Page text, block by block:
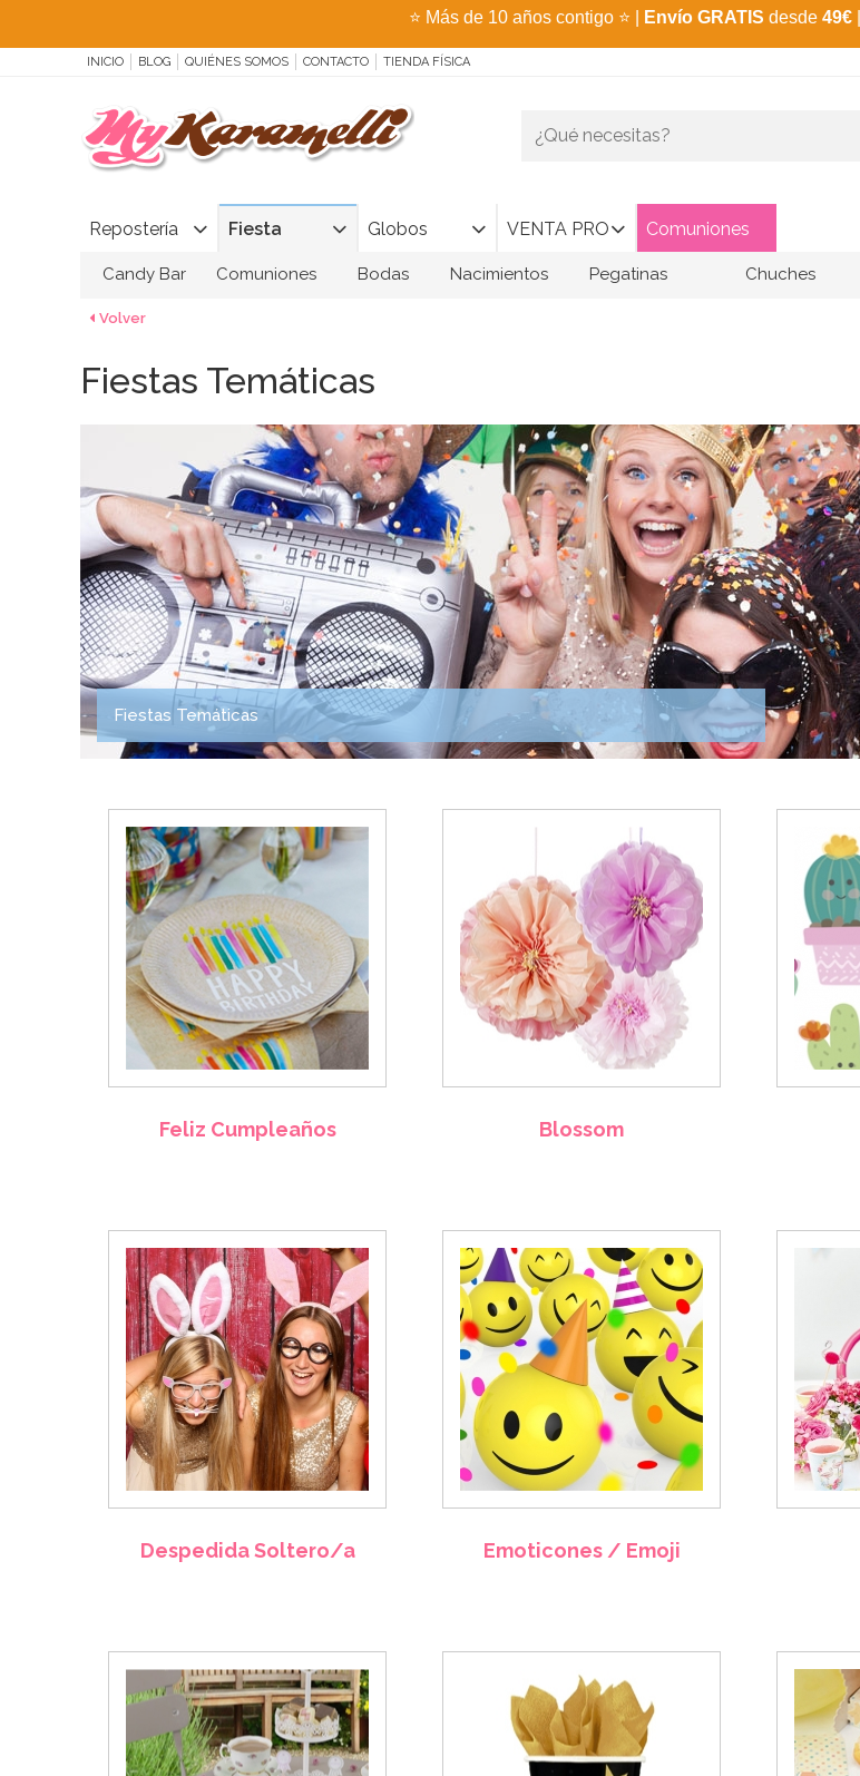
⭐ Más de 10 años contigo ⭐ Envío GRATIS desde 49€
INICIO BLOG QUIÉNES SOMOS CONTACTO TIENDA FÍSICA
Repostería Fiesta Globos VENTA PRO Comuniones
Candy Bar Comuniones Bodas Nacimientos Pegatinas Chuches
Volver
Fiestas Temáticas
Fiestas Temáticas
Feliz Cumpleaños Blossom
Despedida Soltero/a Emoticones / Emoji